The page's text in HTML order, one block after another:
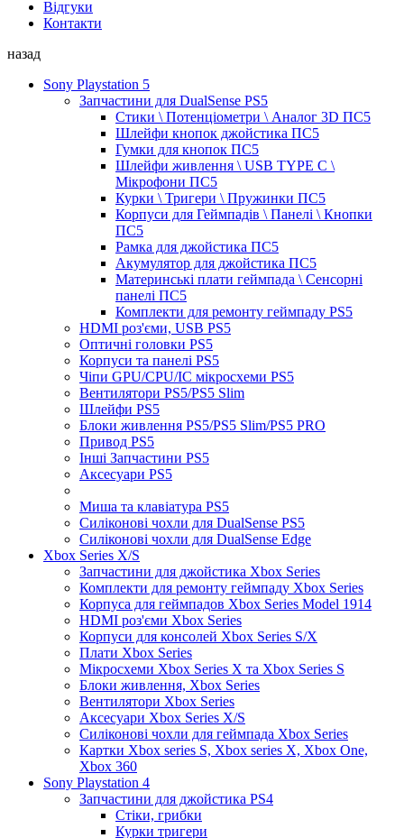
Відгуки
Контакти
назад
Sony Playstation 5
Запчастини для DualSense PS5
Стики \ Потенціометри \ Аналог 3D ПС5
Шлейфи кнопок джойстика ПС5
Гумки для кнопок ПС5
Шлейфи живлення \ USB TYPE C \
Мікрофони ПС5
Курки \ Тригери \ Пружинки ПС5
Корпуси для Геймпадів \ Панелі \ Кнопки
ПС5
Рамка для джойстика ПС5
Акумулятор для джойстика ПС5
Материнські плати геймпада \ Сенсорні
панелі ПС5
Комплекти для ремонту геймпаду PS5
HDMI роз'єми, USB PS5
Оптичні головки PS5
Корпуси та панелі PS5
Чіпи GPU/CPU/IC мікросхеми PS5
Вентилятори PS5/PS5 Slim
Шлейфи PS5
Блоки живлення PS5/PS5 Slim/PS5 PRO
Привод PS5
Інші Запчастини PS5
Аксесуари PS5
Миша та клавіатура PS5
Силіконові чохли для DualSense PS5
Силіконові чохли для DualSense Edge
Xbox Series X/S
Запчастини для джойстика Xbox Series
Комплекти для ремонту геймпаду Xbox Series
Корпуса для геймпадов Xbox Series Model 1914
HDMI роз'єми Xbox Series
Корпуси для консолей Xbox Series S/X
Плати Xbox Series
Мікросхеми Xbox Series X та Xbox Series S
Блоки живлення, Xbox Series
Вентилятори Xbox Series
Аксесуари Xbox Series X/S
Силіконові чохли для геймпада Xbox Series
Картки Xbox series S, Xbox series X, Xbox One,
Xbox 360
Sony Playstation 4
Запчастини для джойстика PS4
Стіки, грибки
Курки тригери